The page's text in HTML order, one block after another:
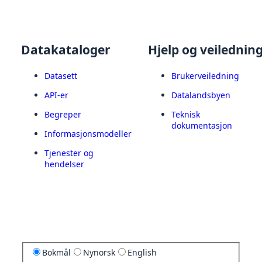
Datakataloger
Datasett
API-er
Begreper
Informasjonsmodeller
Tjenester og
hendelser
Hjelp og
Brukerveiledning
Datalandsbyen
Teknisk
dokumentasjon
Bokmål Nynorsk English